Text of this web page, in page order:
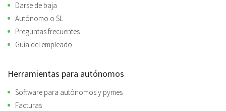
Darse de baja
Autónomo o SL
Preguntas frecuentes
Guía del empleado
Herramientas para autónomos
Software para autónomos y pymes
Facturas